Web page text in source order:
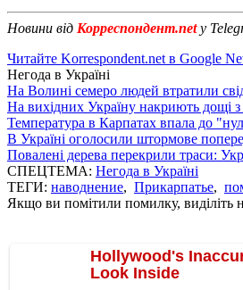
Новини від Корреспондент.net у
Читайте Korrespondent.net в Google
Негода в Україні
На Волині семеро людей втратили
На вихідних Україну накриють дощі
Температура в Карпатах впала до
В Україні оголосили штормове
Повалені дерева перекрили траси:
СПЕЦТЕМА: Негода в Україні
ТЕГИ: наводнение, Прикарпатье,
Якщо ви помітили помилку, виділіть